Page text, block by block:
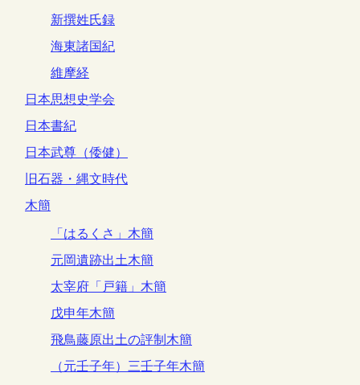
新撰姓氏録
海東諸国紀
維摩経
日本思想史学会
日本書紀
日本武尊（倭健）
旧石器・縄文時代
木簡
「はるくさ」木簡
元岡遺跡出土木簡
太宰府「戸籍」木簡
戊申年木簡
飛鳥藤原出土の評制木簡
（元壬子年）三壬子年木簡